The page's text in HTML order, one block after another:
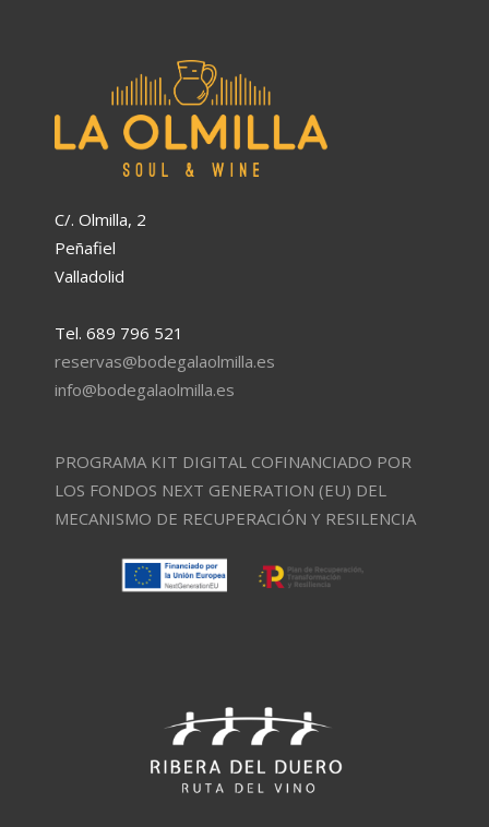
C/. Olmilla, 2
Peñafiel
Valladolid
Tel. 689 796 521
reservas@bodegalaolmilla.es
info@bodegalaolmilla.es
PROGRAMA KIT DIGITAL COFINANCIADO POR
LOS FONDOS NEXT GENERATION (EU) DEL
MECANISMO DE RECUPERACIÓN Y RESILENCIA